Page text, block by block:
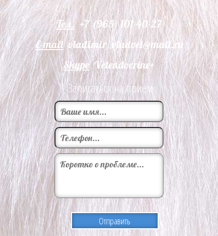
Тел. +7 (965) 101-40-27
E-mail vladimir_vladvet@mail.ru
Skype Vetendocrine+
Записаться на прием